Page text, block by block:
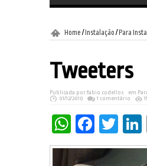
Home / Instalação / Para
Tweeters
Publicada por:fabio codellos em
01/12/2010
1 comentário